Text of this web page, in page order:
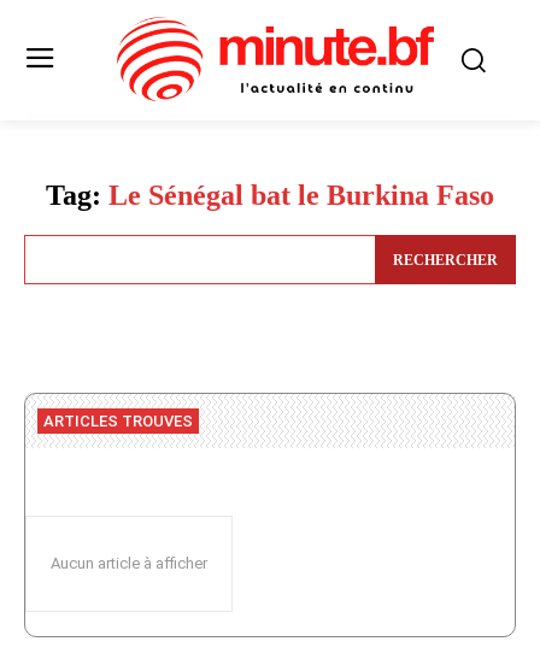
Tag: Le Sénégal bat le Burkina Faso
RECHERCHER
ARTICLES TROUVES
Aucun article à afficher